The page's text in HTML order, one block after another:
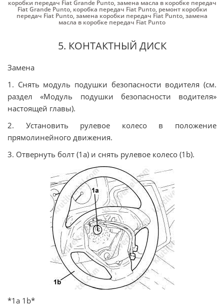
коробки передач Fiat Grande Punto,замена масла в коробке передач
Fiat Grande Punto, коробка передач Fiat Punto, ремонт коробки
передач Fiat Punto,замена коробки передач Fiat Punto,замена
масла в коробке передач Fiat Punto
5. КОНТАКТНЫЙ ДИСК
Замена
1. Снять модуль подушки безопасности водителя (см.
раздел «Модуль подушки безопасности водителя»
настоящей главы).
2. Установить рулевое колесо в положение
прямолинейного движения.
3. Отвернуть болт (1а) и снять рулевое колесо (1b).
*1а 1b*